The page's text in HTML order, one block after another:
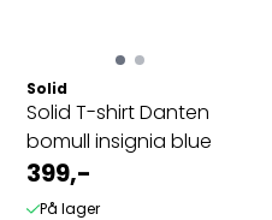
Solid
Solid T-shirt Danten
bomull insignia blue
399,-
På lager